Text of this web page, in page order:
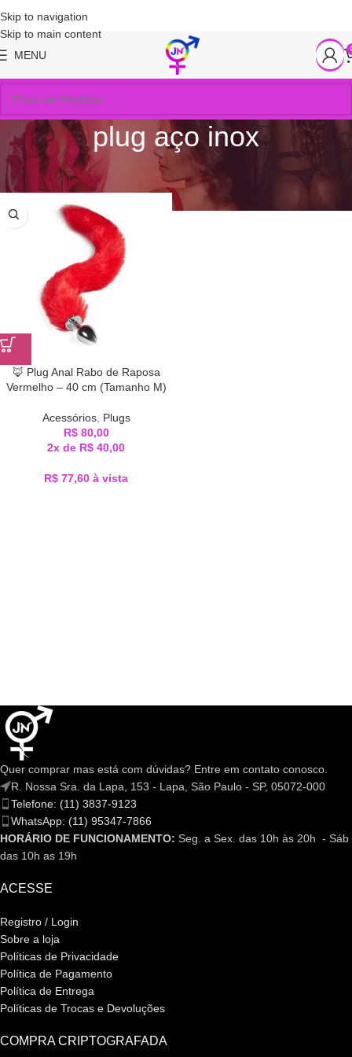
Skip to navigation
Skip to main content
MENU
plug aço inox
Início Produtos marcados com a tag “plug aço inox”
🦊 Plug Anal Rabo de Raposa
Vermelho – 40 cm (Tamanho M)
Acessórios, Plugs
R$80,00
2x de R$ 40,00
R$ 77,60 à vista
Quer comprar mas está com dúvidas? Entre em contato conosco.
R. Nossa Sra. da Lapa, 153 - Lapa, São Paulo - SP, 05072-000
Telefone: (11) 3837-9123
WhatsApp: (11) 95347-7866
HORÁRIO DE FUNCIONAMENTO: Seg. a Sex. das 10h às 20h - Sáb
das 10h as 19h
ACESSE
Registro / Login
Sobre a loja
Políticas de Privacidade
Política de Pagamento
Política de Entrega
Políticas de Trocas e Devoluções
COMPRA CRIPTOGRAFADA